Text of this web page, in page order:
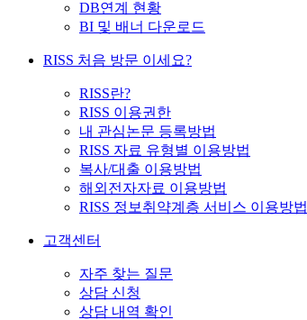
DB연계 현황
BI 및 배너 다운로드
RISS 처음 방문 이세요?
RISS란?
RISS 이용권한
내 관심논문 등록방법
RISS 자료 유형별 이용방법
복사/대출 이용방법
해외전자자료 이용방법
RISS 정보취약계층 서비스 이용방법
고객센터
자주 찾는 질문
상담 신청
상담 내역 확인